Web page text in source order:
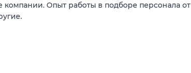
компании. Опыт работы в подборе персонала от